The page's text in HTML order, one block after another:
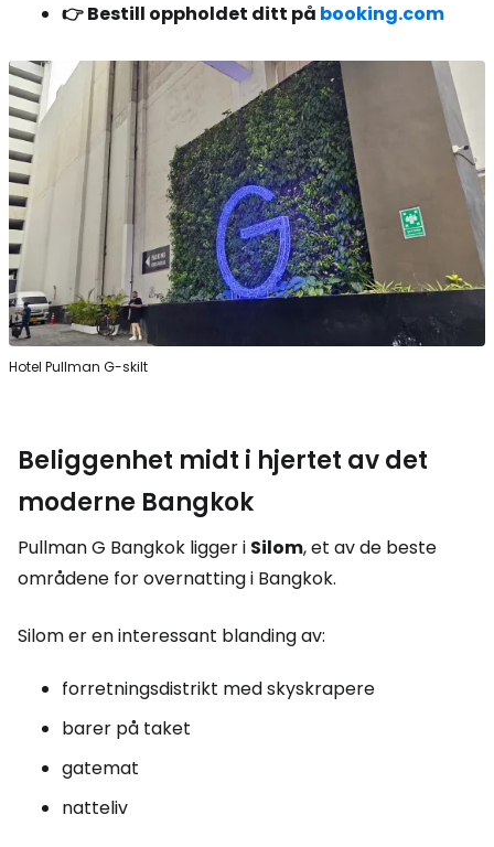
👉 Bestill oppholdet ditt på booking.com
Hotel Pullman G-skilt
Beliggenhet midt i hjertet av det
moderne Bangkok
Pullman G Bangkok ligger i Silom, et av de beste
områdene for overnatting i Bangkok.
Silom er en interessant blanding av:
forretningsdistrikt med skyskrapere
barer på taket
gatemat
natteliv